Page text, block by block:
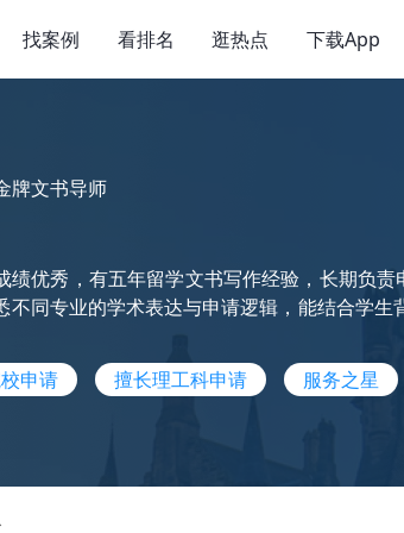
找案例 看排名 逛热点 下载App
牌文书导师
绩优秀，有五年留学文书写作经验，长期负
不同专业的学术表达与申请逻辑，能结合学
申请
擅长理工科申请 服务之星